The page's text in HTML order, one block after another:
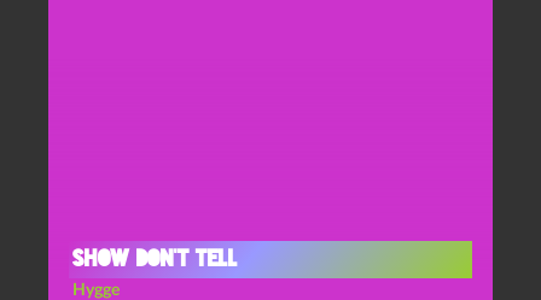
Show don’t tell
Hygge